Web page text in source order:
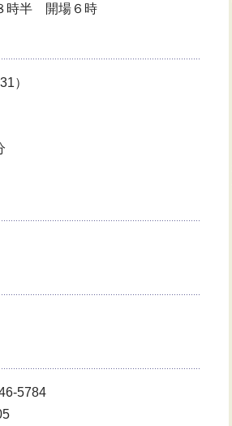
時半 開場６時
）
5784